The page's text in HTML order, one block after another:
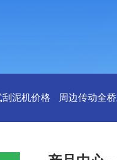
泥机价格 周边传动全